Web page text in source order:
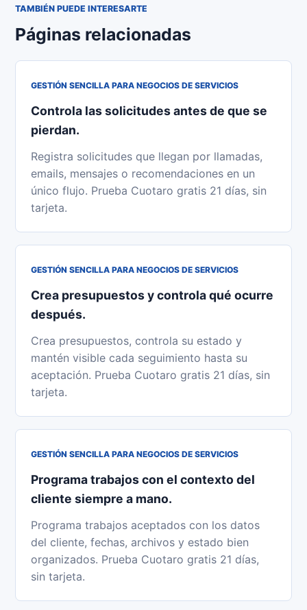
TAMBIÉN PUEDE INTERESARTE
Páginas relacionadas
GESTIÓN SENCILLA PARA NEGOCIOS DE SERVICIOS
Controla las solicitudes antes de que se
pierdan.
Registra solicitudes que llegan por llamadas,
emails, mensajes o recomendaciones en un
único flujo. Prueba Cuotaro gratis 21 días, sin
tarjeta.
GESTIÓN SENCILLA PARA NEGOCIOS DE SERVICIOS
Crea presupuestos y controla qué ocurre
después.
Crea presupuestos, controla su estado y
mantén visible cada seguimiento hasta su
aceptación. Prueba Cuotaro gratis 21 días, sin
tarjeta.
GESTIÓN SENCILLA PARA NEGOCIOS DE SERVICIOS
Programa trabajos con el contexto del
cliente siempre a mano.
Programa trabajos aceptados con los datos
del cliente, fechas, archivos y estado bien
organizados. Prueba Cuotaro gratis 21 días,
sin tarjeta.